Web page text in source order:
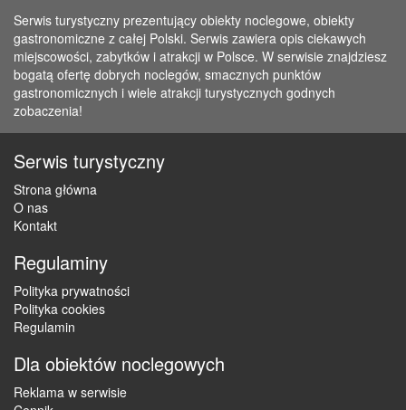
Serwis turystyczny prezentujący obiekty noclegowe, obiekty
gastronomiczne z całej Polski. Serwis zawiera opis ciekawych
miejscowości, zabytków i atrakcji w Polsce. W serwisie znajdziesz
bogatą ofertę dobrych noclegów, smacznych punktów
gastronomicznych i wiele atrakcji turystycznych godnych
zobaczenia!
Serwis turystyczny
Strona główna
O nas
Kontakt
Regulaminy
Polityka prywatności
Polityka cookies
Regulamin
Dla obiektów noclegowych
Reklama w serwisie